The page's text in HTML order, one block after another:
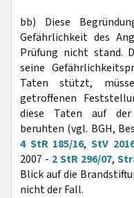
bb) Diese
Gefährlichkeit des
Prüfung nicht stand.
seine
Taten stützt,
getroffenen
diese Taten auf
beruhten (vgl. BGH,
4 StR 185/16,StV
2007 - 2 StR 296/07,
Blick auf die
nicht der Fall.